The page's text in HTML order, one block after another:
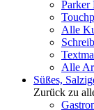
Parker
Alle
Alle
Süßes,
Zurück zu